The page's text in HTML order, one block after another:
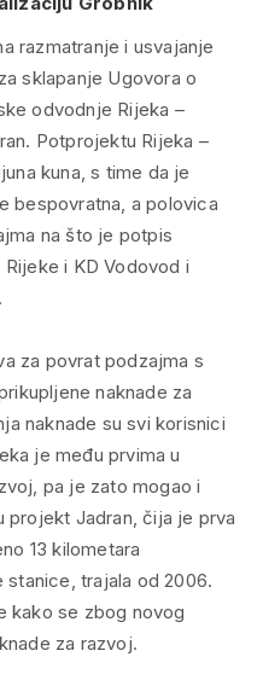
razmatranje i usvajanje
sklapanje Ugovora o
odvodnje Rijeka –
Potprojektu Rijeka –
kuna, s time da je
bespovratna, a polovica
na što je potpis
i KD Vodovod i
za povrat podzajma s
naknade za
naknade su svi korisnici
je među prvima u
pa je zato mogao i
projekt Jadran, čija je prva
13 kilometara
trajala od 2006.
kako se zbog novog
za razvoj.